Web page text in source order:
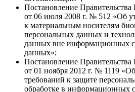
Постановление
от 06 июля 2008 г. № 512 «Об
к материальным носителям
персональных данных и
данных вне информационных
данных»;
Постановление
от 01 ноября 2012 г. № 1119
требований к защите
обработке в информационных